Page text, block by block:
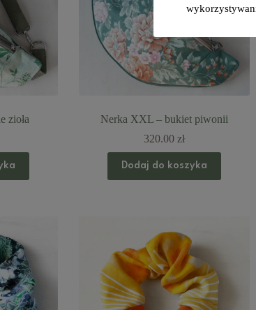
zioła
Nerka XXL – bukiet piwonii
320.00 zł
Dodaj do koszyka